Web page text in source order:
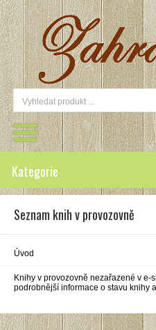
Kategorie
Seznam knih v provozovně
Úvod
Knihy v provozovně nezařazené v
podrobnější informace o stavu knihy